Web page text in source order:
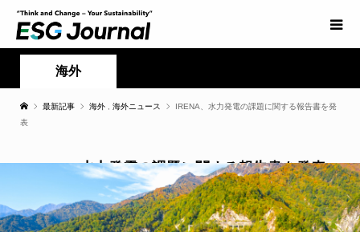
海外
最新記事 海外 海外ニュース
IRENA、水力発電の課題に関する報告書を発
表
IRENA、水力発電の課題に関する報告書を発表